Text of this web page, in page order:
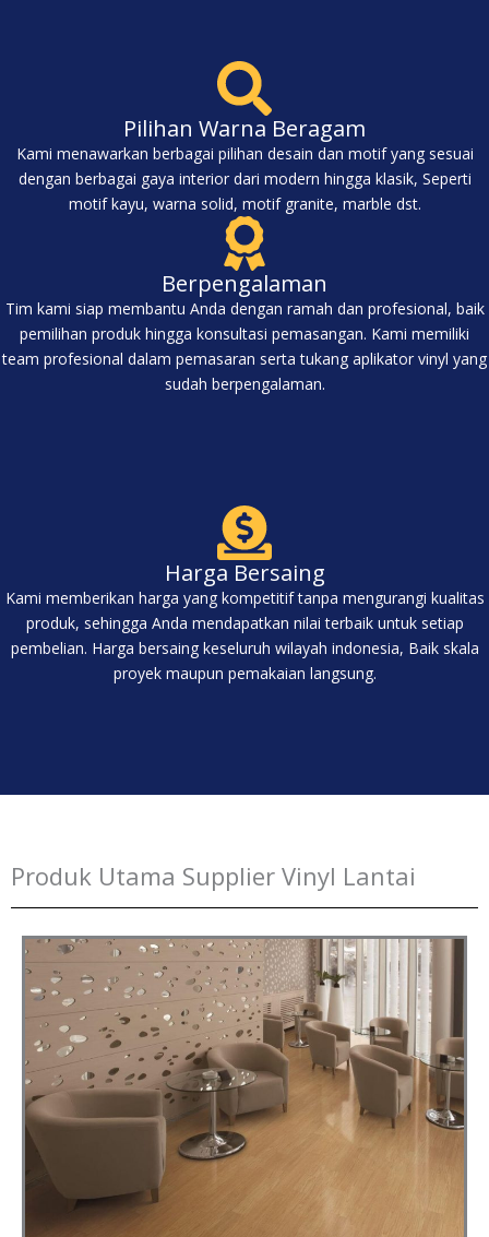
Pilihan Warna Beragam
Kami menawarkan berbagai pilihan desain dan motif yang sesuai
dengan berbagai gaya interior dari modern hingga klasik, Seperti
motif kayu, warna solid, motif granite, marble dst.
Berpengalaman
Tim kami siap membantu Anda dengan ramah dan profesional, baik
pemilihan produk hingga konsultasi pemasangan. Kami memiliki
team profesional dalam pemasaran serta tukang aplikator vinyl yang
sudah berpengalaman.
Harga Bersaing
Kami memberikan harga yang kompetitif tanpa mengurangi kualitas
produk, sehingga Anda mendapatkan nilai terbaik untuk setiap
pembelian. Harga bersaing keseluruh wilayah indonesia, Baik skala
proyek maupun pemakaian langsung.
Produk Utama Supplier Vinyl Lantai